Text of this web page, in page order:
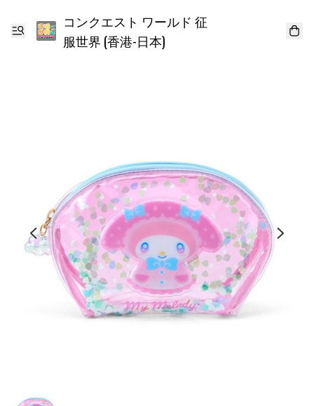
コンクエスト ワールド 征
服世界 (香港-日本)